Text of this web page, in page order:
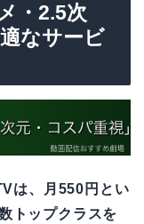
・2.5次
なサービ
は、月550円とい
トップクラスを